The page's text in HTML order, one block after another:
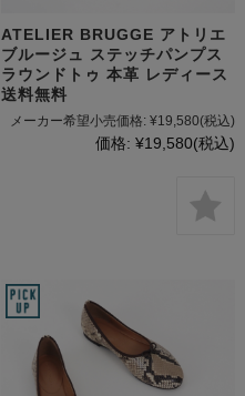
ATELIER BRUGGE アトリエ
ブルージュ ステッチパンプス
ラウンドトゥ 本革 レディース
送料無料
メーカー希望小売価格: ¥19,580(税込)
価格: ¥19,580(税込)